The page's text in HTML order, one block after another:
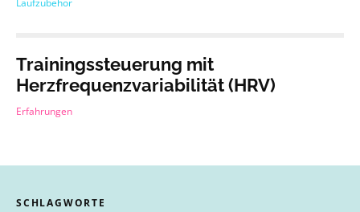
Laufzubehör
Trainingssteuerung mit
Herzfrequenzvariabilität (HRV)
Erfahrungen
SCHLAGWORTE